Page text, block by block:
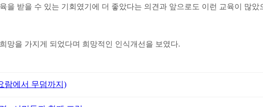
받을 수 있는 기회였기에 더 좋았다는 의견과 앞으로도 이런 교육이 많
망을 가지게 되었다며 희망적인 인식개선을 보였다.
람에서 무덤까지)